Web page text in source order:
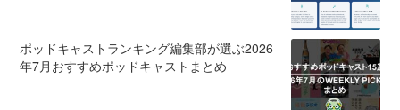
ポッドキャストランキング編集部が選ぶ2026
年7月おすすめポッドキャストまとめ